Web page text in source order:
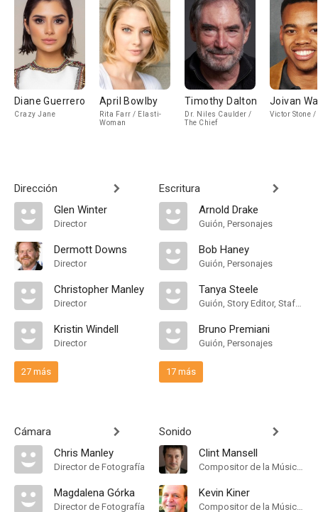
Diane Guerrero
Crazy Jane
April Bowlby
Rita Farr / Elasti-
Woman
Timothy Dalton
Dr. Niles Caulder /
The Chief
Joivan
Victor Stone /
Dirección
Glen Winter
Director
Dermott Downs
Director
Christopher Manley
Director
Kristin Windell
Director
27 más
Cámara
Chris Manley
Director de Fotografía
Magdalena Górka
Director de Fotografía
Escritura
Arnold Drake
Guión, Personajes
Bob Haney
Guión, Personajes
Tanya Steele
Guión, Story Editor, Staff Writer
Bruno Premiani
Guión, Personajes
17 más
Sonido
Clint Mansell
Compositor de la Música Original
Kevin Kiner
Compositor de la Música Original